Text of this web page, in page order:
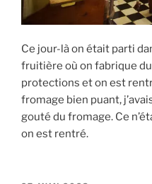
Ce jour-là on était parti
fruitière où on fabrique du
protections et on est
fromage bien puant,
gouté du fromage. Ce
on est rentré.